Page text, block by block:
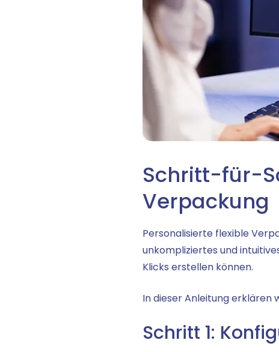
Schritt-für-
Verpackung
Personalisierte flexible
unkompliziertes und
Klicks erstellen können.
In dieser Anleitung erklären
Schritt 1: